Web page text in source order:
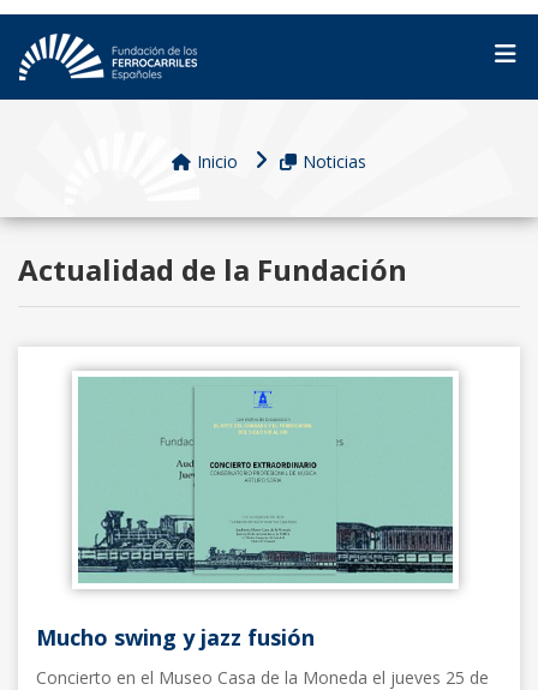
Inicio Noticias
Actualidad de la Fundación
Mucho swing y jazz fusión
Concierto en el Museo Casa de la Moneda el jueves 25 de